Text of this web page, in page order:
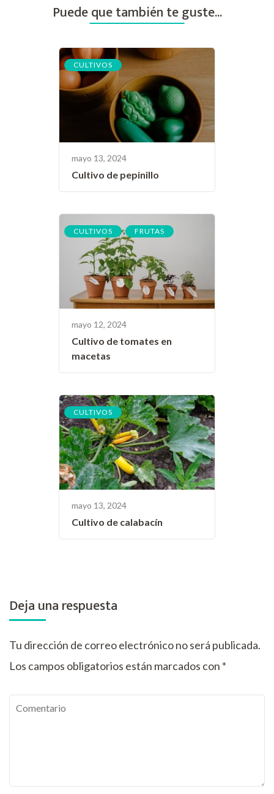
Puede que también te guste...
CULTIVOS
mayo 13, 2024
Cultivo de pepinillo
CULTIVOS , FRUTAS
mayo 12, 2024
Cultivo de tomates en
macetas
CULTIVOS
mayo 13, 2024
Cultivo de calabacín
Deja una respuesta
Tu dirección de correo electrónico no será publicada.
Los campos obligatorios están marcados con *
Comentario